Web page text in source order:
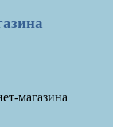
магазина